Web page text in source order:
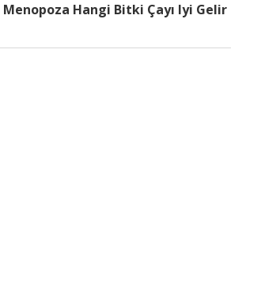
Menopoza Hangi Bitki Çayı Iyi Gelir